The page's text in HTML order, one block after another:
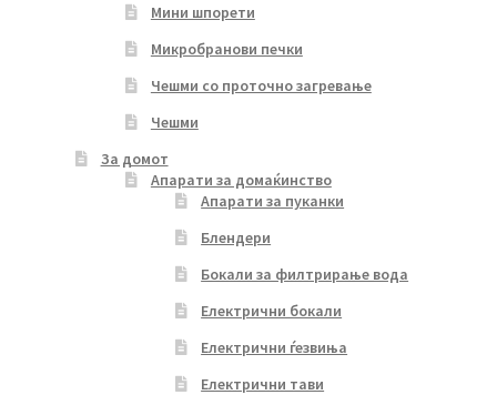
Мини шпорети
Микробранови печки
Чешми со проточно загревање
Чешми
За домот
Апарати за домаќинство
Апарати за пуканки
Блендери
Бокали за филтрирање вода
Електрични бокали
Електрични ѓезвиња
Електрични тави